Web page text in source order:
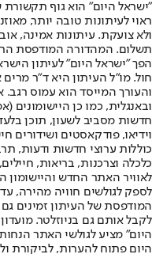
"ישראל היום" הוא גוף
ראוי לעיתונות טובה יותר,
ולא צועקת. עיתונות אמינה,
הפך "ישראל היום" לעיתון
חול. מו"ל העיתון היא ד"ר
והעורך המייסד הוא עמוס
חדשות מסביב לשעון, תוכן
וידיאו, פודקאסטים ושידורים
כוללות ערוצי חדשות ודעות,
לאוויר האתר החדש
לספק לגולשים חוויה מהירה,
המודפסת של העיתון זמינים
לקבל אותם גם בניוזלטר.
היום" מציע לגולשי האתר
היום פתוח להערות, לביקורת